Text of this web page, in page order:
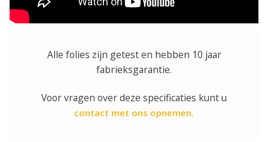
Alle folies zijn getest en hebben 10 jaar
fabrieksgarantie.
Voor vragen over deze specificaties kunt u
contact met ons opnemen.